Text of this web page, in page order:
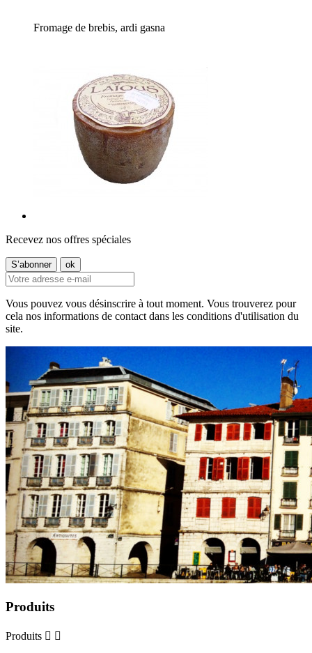
Fromage de brebis, ardi gasna
Recevez nos offres spéciales
Vous pouvez vous désinscrire à tout moment. Vous trouverez pour
cela nos informations de contact dans les conditions d'utilisation du
site.
Produits
Produits  